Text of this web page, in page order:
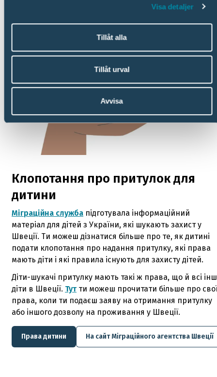
Visa detaljer
Tillåt alla
Tillåt urval
Avvisa
Клопотання про притулок для
дитини
Міграційна служба підготувала інформаційний
матеріал для дітей з України, які шукають захист у
Швеції. Ти можеш дізнатися більше про те, як дитині
подати клопотання про надання притулку, які права
мають діти і які правила існують для захисту дітей.
Діти-шукачі притулку мають такі ж права, що й всі
діти в Швеції. Тут ти можеш прочитати більше про
права, коли ти подаєш заяву на отримання притулку
або іншого дозволу на проживання у Швеції.
Права дитини На сайт Міграційного агентства Швеції